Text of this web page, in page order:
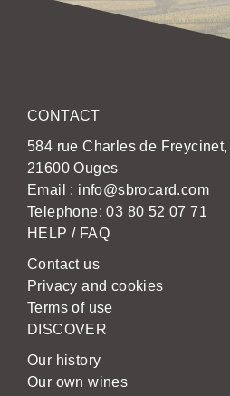
CONTACT
584 rue Charles de
21600 Ouges
Email : info@sbrocard.com
Telephone:03 80 52 07 71
HELP / FAQ
Contact us
Privacy and cookies
Terms of use
DISCOVER
Our history
Our own wines